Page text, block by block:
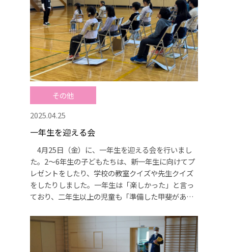
その他
2025.04.25
一年生を迎える会
4月25日（金）に、一年生を迎える会を行いまし
た。2～6年生の子どもたちは、新一年生に向けてプ
レゼントをしたり、学校の教室クイズや先生クイズ
をしたりしました。一年生は「楽しかった」と言っ
ており、二年生以上の児童も「準備した甲斐があっ